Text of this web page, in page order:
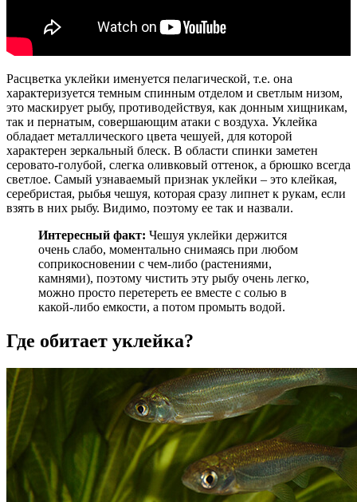
Расцветка уклейки именуется пелагической, т.е. она
характеризуется темным спинным отделом и светлым низом,
это маскирует рыбу, противодействуя, как донным хищникам,
так и пернатым, совершающим атаки с воздуха. Уклейка
обладает металлического цвета чешуей, для которой
характерен зеркальный блеск. В области спинки заметен
серовато-голубой, слегка оливковый оттенок, а брюшко всегда
светлое. Самый узнаваемый признак уклейки – это клейкая,
серебристая, рыбья чешуя, которая сразу липнет к рукам, если
взять в них рыбу. Видимо, поэтому ее так и назвали.
Интересный факт: Чешуя уклейки держится
очень слабо, моментально снимаясь при любом
соприкосновении с чем-либо (растениями,
камнями), поэтому чистить эту рыбу очень легко,
можно просто перетереть ее вместе с солью в
какой-либо емкости, а потом промыть водой.
Где обитает уклейка?